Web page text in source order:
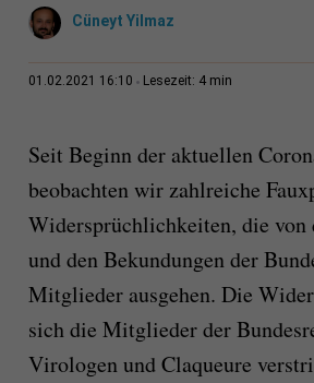
Cüneyt Yilmaz
01.02.2021 16:10 Lesezeit: 4 min
Seit Beginn der aktuellen
beobachten wir zahlreiche
Widersprüchlichkeiten, die von
und den Bekundungen der
Mitglieder ausgehen. Die
sich die Mitglieder der
Virologen und Claqueure